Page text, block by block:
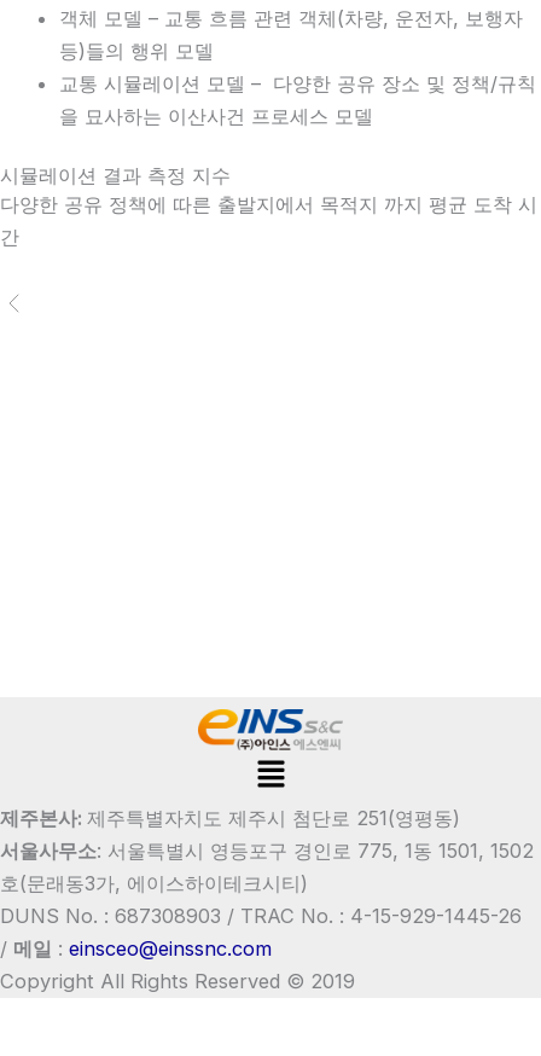
객체 모델 – 교통 흐름 관련 객체(차량, 운전자, 보행자
등)들의 행위 모델
교통 시뮬레이션 모델 – 다양한 공유 장소 및 정책/규칙
을 묘사하는 이산사건 프로세스 모델
시뮬레이션 결과 측정 지수
다양한 공유 정책에 따른 출발지에서 목적지 까지 평균 도착 시
간
Menu
제주본사: 제주특별자치도 제주시 첨단로 251(영평동)
서울사무소: 서울특별시 영등포구 경인로 775, 1동 1501, 1502
호(문래동3가, 에이스하이테크시티)
DUNS No. : 687308903 / TRAC No. : 4-15-929-1445-26
/ 메일 : einsceo@einssnc.com
Copyright All Rights Reserved © 2019